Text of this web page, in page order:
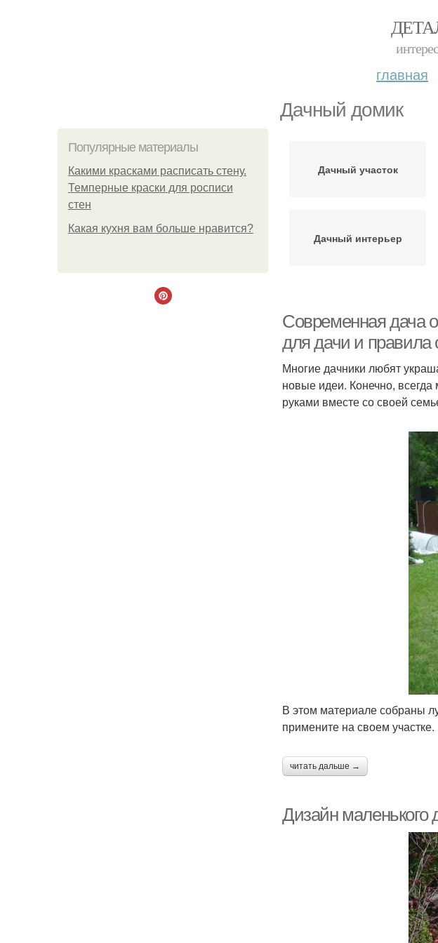
главная
Дачный домик
Популярные материалы
Какими красками расписать стену.
Темперные краски для росписи
стен
Какая кухня вам больше нравится?
Дачный участок
Дачный интерьер
Современная дача
для дачи и правила
Многие дачники любят
новые идеи. Конечно, всегда
руками вместе со своей
В этом материале собраны
примените на своем участке.
читать дальше →
Дизайн маленького